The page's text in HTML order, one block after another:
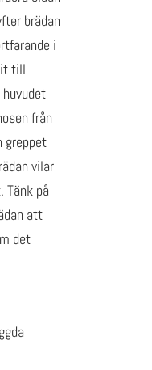
brädan
i
till
från
greppet
vilar
Tänk på
att
det